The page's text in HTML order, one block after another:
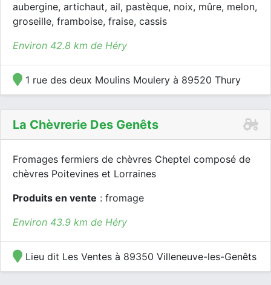
aubergine, artichaut, ail, pastèque, noix, mûre, melon,
groseille, framboise, fraise, cassis
Environ 42.8 km de Héry
1 rue des deux Moulins Moulery à 89520 Thury
La Chèvrerie Des Genêts
Fromages fermiers de chèvres Cheptel composé de
chèvres Poitevines et Lorraines
Produits en vente : fromage
Environ 43.9 km de Héry
Lieu dit Les Ventes à 89350 Villeneuve-les-Genêts